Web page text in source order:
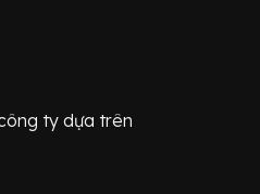
ty dựa trên